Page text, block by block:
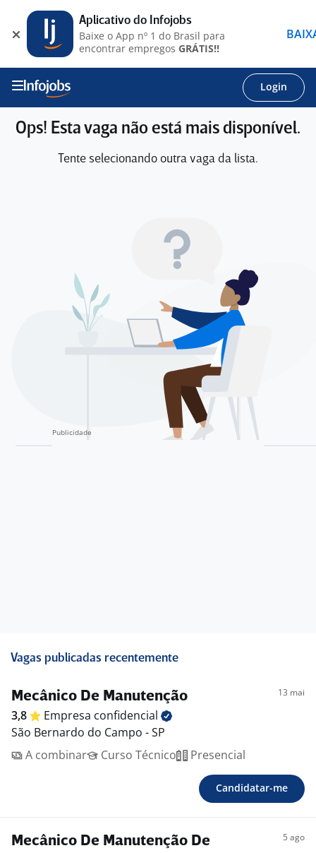
Login
Ops! Esta vaga não está mais disponível.
Tente selecionando outra vaga da lista.
Vagas publicadas recentemente
Mecânico De Manutenção 13 mai
3,8 Empresa confidencial
São Bernardo do Campo - SP
A combinar
Curso Técnico Presencial
Candidatar-me
Mecânico De Manutenção De
5 ago
Aplicativo do Infojobs
Baixe o App nº 1 do Brasil para
encontrar empregos GRÁTIS!!